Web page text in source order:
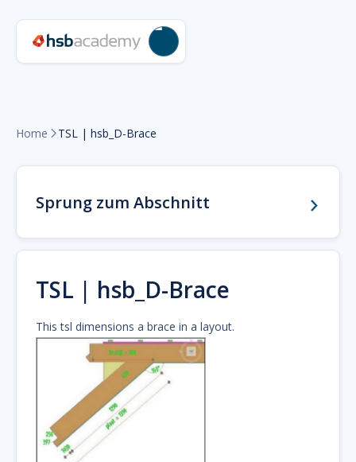
Home  TSL | hsb_D-Brace
Sprung zum Abschnitt
TSL | hsb_D-Brace
This tsl dimensions a brace in a layout.